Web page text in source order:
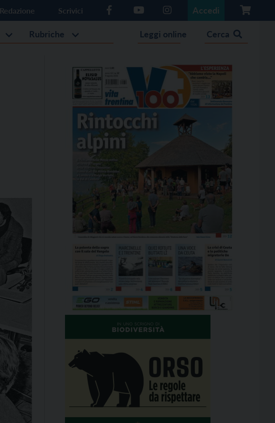
Redazione Scrivici Accedi
Rubriche Leggi online Cerca